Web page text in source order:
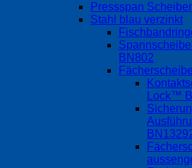
Pressspan
Stahl blau verzinkt
BN802
Lock™